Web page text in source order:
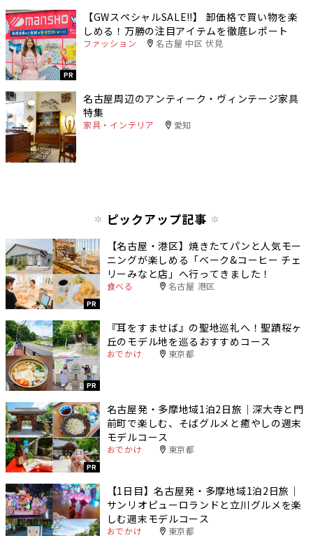
PR
【GWスペシャルSALE‼︎】 卸価格で買い物を楽
しめる！万勝の注目アイテムを徹底レポート
ファッション 名古屋 中区 伏見
名古屋周辺のアンティーク・ヴィンテージ家具
特集
家具・インテリア 愛知
ピックアップ記事
PR
【名古屋・港区】焼きたてパンと人気モー
ニングが楽しめる「ベーク&コーヒー チェ
リーみなと店」へ行ってきました！
食べる 名古屋 港区
PR
『耳をすませば』の聖地巡礼へ！聖蹟桜ヶ
丘のモデル地を巡るおすすめコース
おでかけ 東京都
PR
名古屋発・多摩地域1泊2日旅｜深大寺と門
前町で楽しむ、そばグルメと癒やしの週末
モデルコース
おでかけ 東京都
【1日目】名古屋発・多摩地域1泊2日旅｜
サンリオピューロランドと立川グルメを楽
しむ週末モデルコース
おでかけ 東京都